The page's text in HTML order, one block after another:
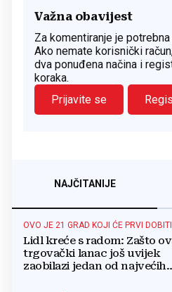
Važna obavijest
Za komentiranje je
Ako nemate korisnički
dva ponuđena načina i
koraka.
Prijavite se
NAJČITANIJE
OVO JE 21 GRAD KOJI ĆE PRVI
Lidl kreće s radom: Zašto
trgovački lanac još uvijek
zaobilazi jedan od najvećih